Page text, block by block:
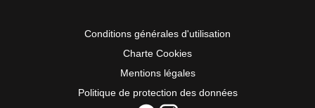
Conditions générales d'utilisation
Charte Cookies
Mentions légales
Politique de protection des données